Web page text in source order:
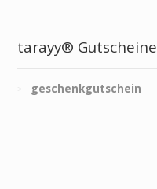
tarayy® Gutscheine
geschenkgutschein